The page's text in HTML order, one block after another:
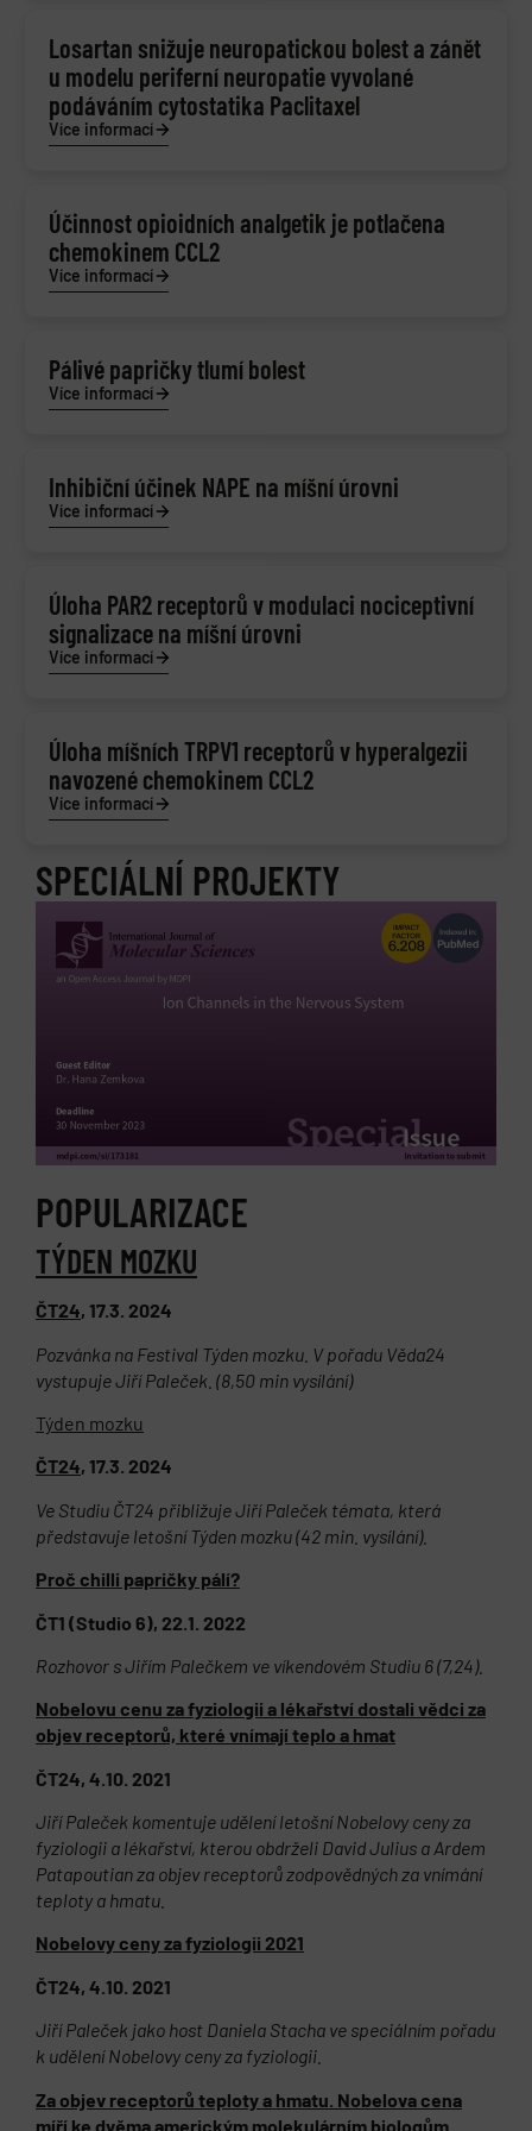
Losartan snižuje neuropatickou bolest a zánět
u modelu periferní neuropatie vyvolané
podáváním cytostatika Paclitaxel
Více informací
Účinnost opioidních analgetik je potlačena
chemokinem CCL2
Více informací
Pálivé papričky tlumí bolest
Více informací
Inhibiční účinek NAPE na míšní úrovni
Více informací
Úloha PAR2 receptorů v modulaci nociceptivní
signalizace na míšní úrovni
Více informací
Úloha míšních TRPV1 receptorů v hyperalgezii
navozené chemokinem CCL2
Více informací
SPECIÁLNÍ PROJEKTY
POPULARIZACE
TÝDEN MOZKU
ČT24, 17.3. 2024
Pozvánka na Festival Týden mozku. V pořadu Věda24
vystupuje Jiří Paleček. (8,50 min vysílání)
Týden mozku
ČT24, 17.3. 2024
Ve Studiu ČT24 přibližuje Jiří Paleček témata, která
představuje letošní Týden mozku (42 min. vysílání).
Proč chilli papričky pálí?
ČT1 (Studio 6), 22.1. 2022
Rozhovor s Jiřím Palečkem ve víkendovém Studiu 6 (7,24).
Nobelovu cenu za fyziologii a lékařství dostali vědci za
objev receptorů, které vnímají teplo a hmat
ČT24, 4.10. 2021
Jiří Paleček komentuje udělení letošní Nobelovy ceny za
fyziologii a lékařství, kterou obdrželi David Julius a Ardem
Patapoutian za objev receptorů zodpovědných za vnímání
teploty a hmatu.
Nobelovy ceny za fyziologii 2021
ČT24, 4.10. 2021
Jiří Paleček jako host Daniela Stacha ve speciálním pořadu
k udělení Nobelovy ceny za fyziologii.
Za objev receptorů teploty a hmatu. Nobelova cena
míří ke dvěma americkým molekulárním biologům